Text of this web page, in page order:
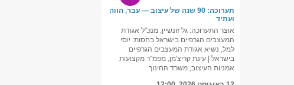
תערוכה: 90 שנה של עיצוב — עבר, הווה
ועתיד
אוצר התערוכה: גל זונשיין, מנכ"ל אגודת
המעצבים הגרפיים בישראל בחסות: יוסי
למל, נשיא אגודת המעצבים הגרפיים
בישראל | עינת קריצ'מן, מפמ"ר מקצועות
אמניות העיצוב, משרד החינוך